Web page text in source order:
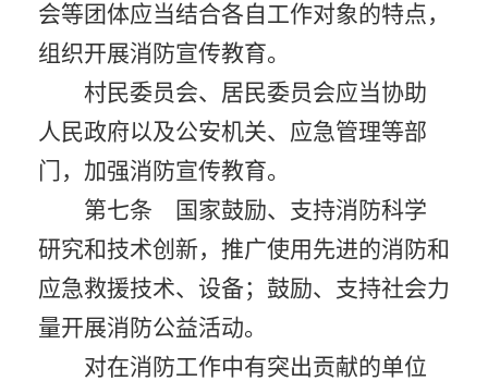
会等团体应当结合各自工作对象的特点，
组织开展消防宣传教育。
村民委员会、居民委员会应当协助
人民政府以及公安机关、应急管理等部
门，加强消防宣传教育。
第七条 国家鼓励、支持消防科学
研究和技术创新，推广使用先进的消防和
应急救援技术、设备；鼓励、支持社会力
量开展消防公益活动。
对在消防工作中有突出贡献的单位